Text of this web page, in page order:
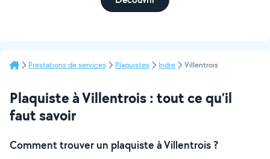
Prestations de services Plaquistes Indre Villentrois
Plaquiste à Villentrois : tout ce qu’il
faut savoir
Comment trouver un plaquiste à Villentrois ?